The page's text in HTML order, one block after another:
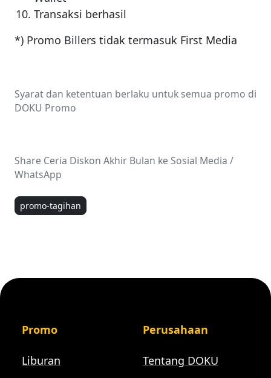
Transaksi berhasil
*) Promo Billers tidak termasuk First Media
Syarat dan ketentuan berlaku untuk semua promo di
DOKU Promo
Share Ceria Diskon Akhir Bulan ke Sosial Media /
WhatsApp
promo-tagihan
Promo
Liburan
Perusahaan
Tentang DOKU